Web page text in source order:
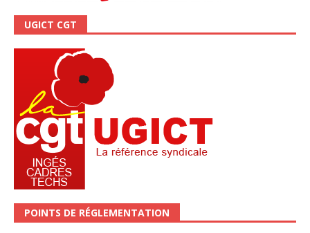
UGICT CGT
POINTS DE RÉGLEMENTATION